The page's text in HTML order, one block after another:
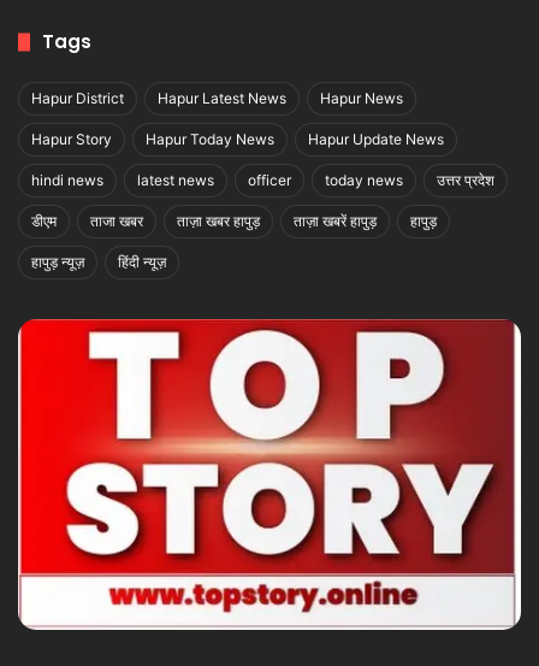
Tags
Hapur District Hapur Latest News Hapur News
Hapur Story Hapur Today News Hapur Update News
hindi news latest news officer today news उत्तर प्रदेश
डीएम ताजा खबर ताज़ा खबर हापुड़ ताज़ा खबरें हापुड़ हापुड़
हापुड़ न्यूज़ हिंदी न्यूज़